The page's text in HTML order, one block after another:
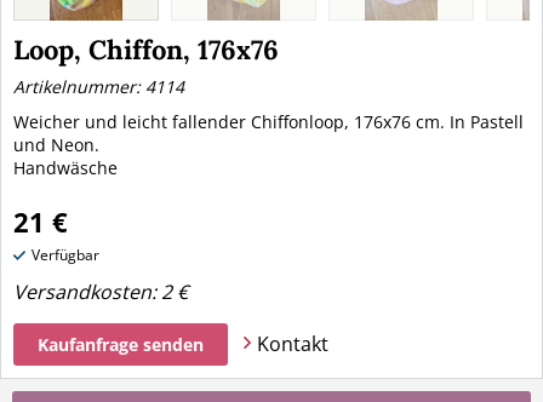
Loop, Chiffon, 176x76
Artikelnummer: 4114
Weicher und leicht fallender Chiffonloop, 176x76 cm. In Pastell
und Neon.
Handwäsche
21 €
Verfügbar
Versandkosten:2 €
Kaufanfrage senden Kontakt